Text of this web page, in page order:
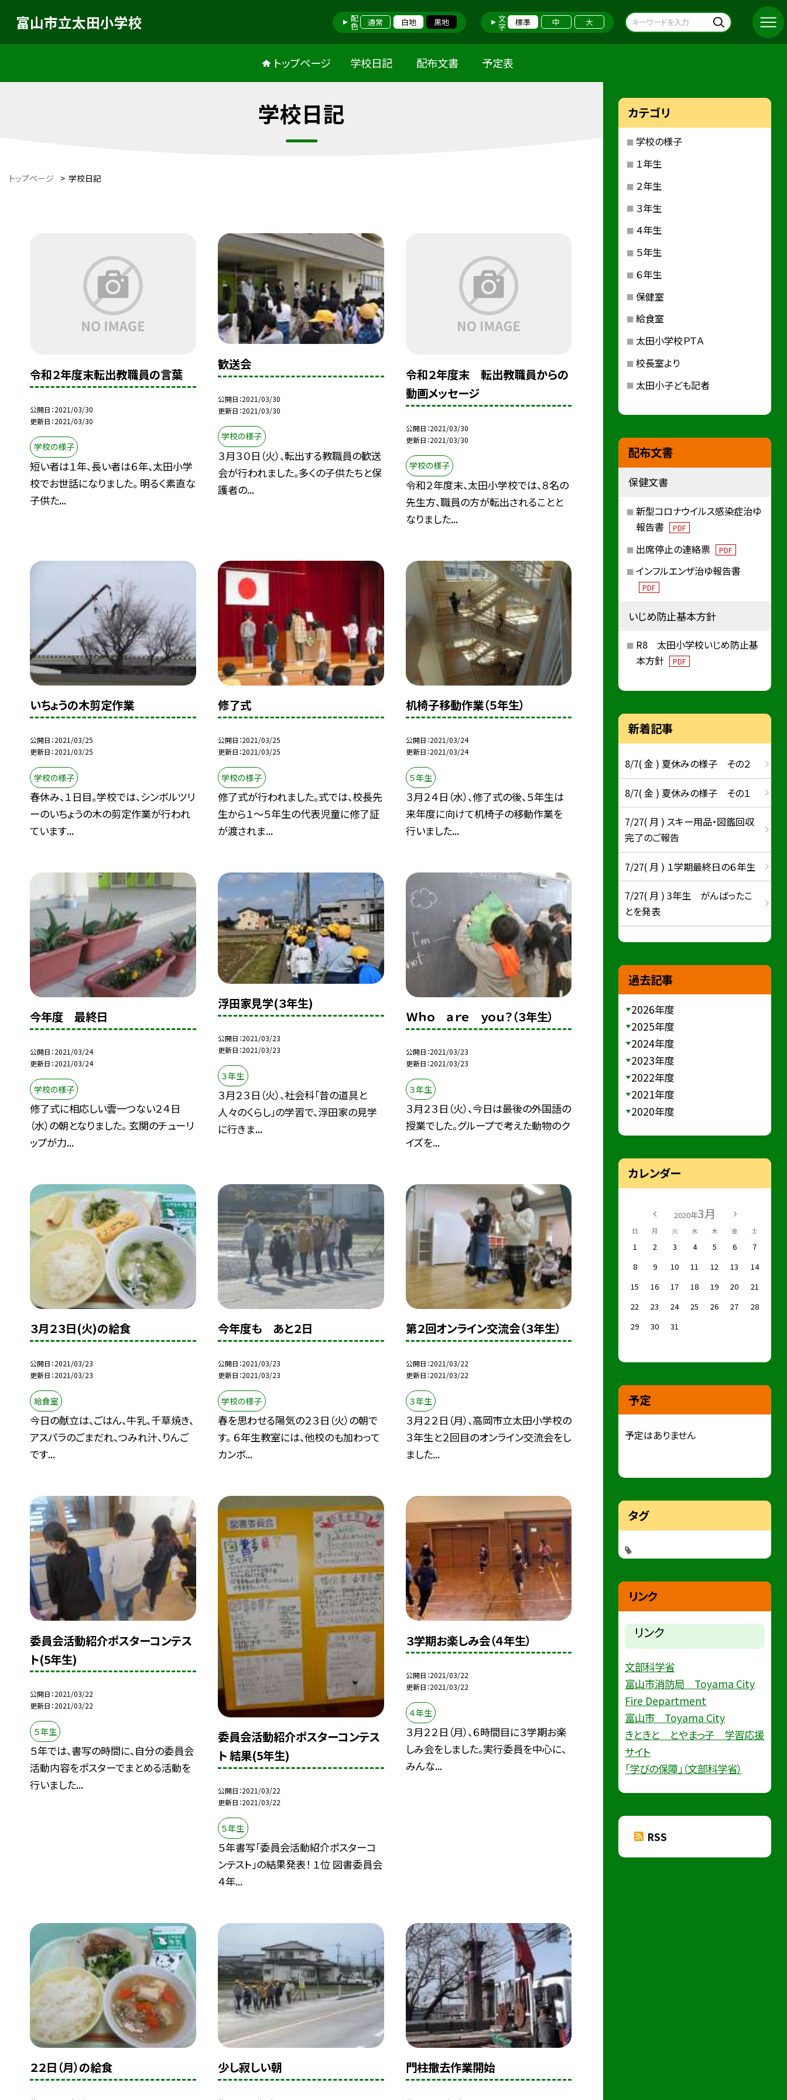
富山市立太田小学校 配色 通常 白地 黒地 文字 標準 中 大
トップページ 学校日記 配布文書 予定表
学校日記
トップページ > 学校日記
令和２年度末転出教職員の言葉
公開日 2021/03/30
更新日 2021/03/30
学校の様子
短い者は１年、長い者は６年、太田小学
校でお世話になりました。 明るく素直な
子供た...
歓送会
公開日 2021/03/30
更新日 2021/03/30
学校の様子
３月３０日（火）、転出する教職員の歓送
会が行われました。多くの子供たちと保
護者の...
令和２年度末 転出教職員からの
動画メッセージ
公開日 2021/03/30
更新日 2021/03/30
学校の様子
令和２年度末、太田小学校では、８名の
先生方、職員の方が転出されることと
なりました...
いちょうの木剪定作業
公開日 2021/03/25
更新日 2021/03/25
学校の様子
春休み、１日目。学校では、シンボルツリ
ーのいちょうの木の剪定作業が行われ
ています...
修了式
公開日 2021/03/25
更新日 2021/03/25
学校の様子
修了式が行われました。式では、校長先
生から１〜５年生の代表児童に修了証
が渡されま...
机椅子移動作業（５年生）
公開日 2021/03/24
更新日 2021/03/24
５年生
３月２４日（水）、修了式の後、５年生は
来年度に向けて机椅子の移動作業を
行いました...
今年度 最終日
公開日 2021/03/24
更新日 2021/03/24
学校の様子
修了式に相応しい雲一つない２４日
（水）の朝となりました。 玄関のチューリ
ップが力...
浮田家見学(３年生)
公開日 2021/03/23
更新日 2021/03/23
３年生
３月２３日（火）、社会科「昔の道具と
人々のくらし」の学習で、浮田家の見学
に行きま...
Ｗｈｏ ａｒｅ ｙｏｕ？（３年生）
公開日 2021/03/23
更新日 2021/03/23
３年生
３月２３日（火）、今日は最後の外国語の
授業でした。グループで考えた動物のク
イズを...
３月２３日(火)の給食
公開日 2021/03/23
更新日 2021/03/23
給食室
今日の献立は、ごはん、牛乳、千草焼き、
アスパラのごまだれ、つみれ汁、りんご
です...
今年度も あと２日
公開日 2021/03/23
更新日 2021/03/23
学校の様子
春を思わせる陽気の２３日（火）の朝で
す。 ６年生教室には、他校のも加わって
カンボ...
第２回オンライン交流会（３年生）
公開日 2021/03/22
更新日 2021/03/22
３年生
３月２２日（月）、高岡市立太田小学校の
３年生と２回目のオンライン交流会をし
ました...
委員会活動紹介ポスターコンテス
ト(5年生)
公開日 2021/03/22
更新日 2021/03/22
５年生
５年では、書写の時間に、自分の委員会
活動内容をポスターでまとめる活動を
行いました...
委員会活動紹介ポスターコンテス
ト 結果(5年生)
公開日 2021/03/22
更新日 2021/03/22
５年生
５年書写「委員会活動紹介ポスターコ
ンテスト」の結果発表！ １位 図書委員会
４年...
３学期お楽しみ会（４年生）
公開日 2021/03/22
更新日 2021/03/22
４年生
３月２２日（月）、６時間目に３学期お楽
しみ会をしました。実行委員を中心に、
みんな...
２２日（月）の給食 少し寂しい朝 門柱撤去作業開始
カテゴリ
学校の様子
１年生
２年生
３年生
４年生
５年生
６年生
保健室
給食室
太田小学校ＰＴＡ
校長室より
太田小子ども記者
配布文書
保健文書
新型コロナウイルス感染症治ゆ
報告書
PDF
出席停止の連絡票 PDF
インフルエンザ治ゆ報告書
PDF
いじめ防止基本方針
R8 太田小学校いじめ防止基
本方針
PDF
新着記事
8/7( 金 ) 夏休みの様子 その２
8/7( 金 ) 夏休みの様子 その１
7/27( 月 ) スキー用品・図鑑回収
完了のご報告
7/27( 月 ) １学期最終日の６年生
7/27( 月 ) 3年生 がんばったこ
とを発表
過去記事
2026年度
2025年度
2024年度
2023年度
2022年度
2021年度
2020年度
カレンダー
2020年3月
日 月 火 水 木 金 土
1 2 3 4 5 6
7
8
9 10 11 12 13
14
15
16 17 18 19 20
21
22
23 24 25 26 27
28
29
30 31
予定
予定はありません
タグ
リンク
リンク
文部科学省
富山市消防局 Toyama City
Fire Department
富山市 Toyama City
きときと とやまっ子 学習応援
サイト
「学びの保障」（文部科学省）
RSS